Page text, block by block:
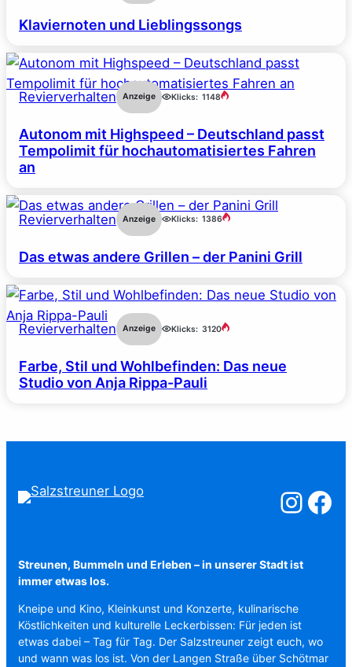
Klaviernoten und Lieblingssongs
Revierverhalten Anzeige Klicks: 1148
Autonom mit Highspeed – Deutschland passt
Tempolimit für hochautomatisiertes Fahren
an
Revierverhalten Anzeige Klicks: 1386
Das etwas andere Grillen – der Panini Grill
Revierverhalten Anzeige Klicks: 3120
Farbe, Stil und Wohlbefinden: Das neue
Studio von Anja Rippa-Pauli
Salzstreuner
Streunen, Bummeln und Erleben – in unserer Stadt ist
immer etwas los.
Kneipe und Kino, Kleinkunst und Konzerte, kulinarische
Köstlichkeiten und kulturelle Leckerbissen: Für jeden ist
etwas dabei – Tag für Tag. Der Salzstreuner zeigt euch, wo
und wann was los ist. Von der Langen Straße über Schötmar